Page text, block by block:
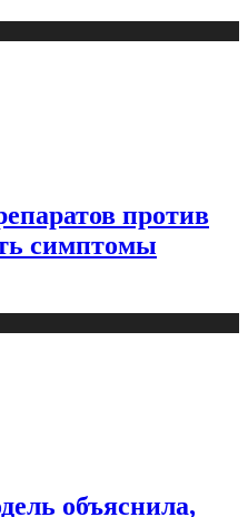
против
симптомы
объяснила,